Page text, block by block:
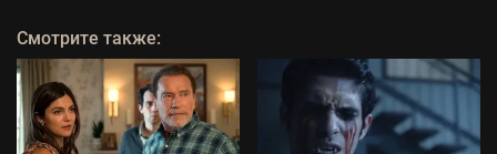
Смотрите также: